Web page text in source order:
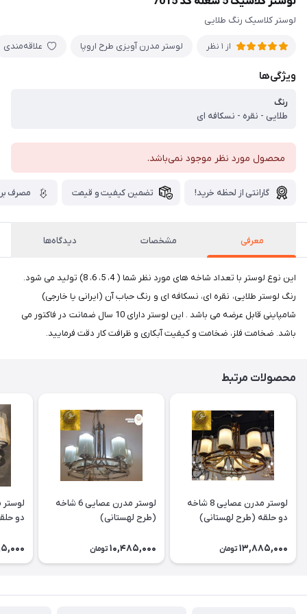
لوستر کلاسیک رنگ طلایی
از 1 نظر لوستر مدرن آویزی طرح اروپا علاقه‌مندی
ویژگی‌ها
رنگ
طلایی - نقره - نسکافه ای
محصول مورد نظر موجود نمی‌باشد.
گارانتی از لحظه خرید! تضمین کیفیت و قیمت مصرف
معرفی مشخصات دیدگاه‌ها
این نوع لوستر با تعداد شاخه های مورد نظر شما ( 4، 5، 6، 8) تولید می شود.
رنگ لوستر طلایی، نقره ای، نسکافه ای و رنگ حباب آن (ایرانی یا خارجی)
شامپاینی قابل عرضه می باشد . این لوستر دارای 10 سال ضمانت در فاکتور می
باشد. ضخامت فلز، ضخامت و کیفیت آبکاری و ظرافت کار دقت فرمایید.
محصولات مرتبط
لوستر مدرن عصایی 8 شاخه
دو حلقه (طرح لهستانی)
13,885,000 تومان
لوستر مدرن عصایی 6 شاخه
(طرح لهستانی)
10,485,000 تومان
دو